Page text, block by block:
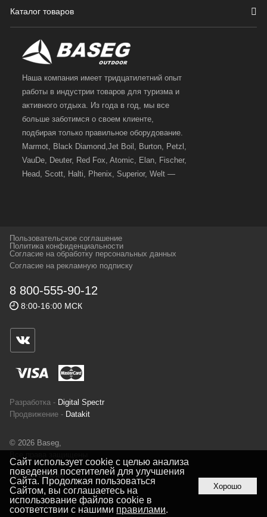
Каталог товаров
Наша компания имеет тридцатилетний опыт
работы в индустрии товаров для туризма и
активного отдыха. Из года в год, мы все
больше заботимся о своем клиенте,
подбирая только правильное оборудование.
Marmot, Black Diamond,Jet Boil, Burton, Petzl,
VauDe, Deuter, Red Fox, Atomic, Elan, Fischer,
Head, Scott, Halti, Phenix, Superior, Welt —
и взыскательных путешественников,
спортсменов и отдыхающих.
Геннадьевич
ИНН 590300057023 ОГРН 304590319000121
ул.Советская, 25, магазин Басег.
Тел./факс (342) 2101242
Пользовательское соглашение
Политика конфиденциальности
Согласие на обработку персональных данных
Согласие на рекламную подписку
8 800-555-90-12
8:00-16:00 МСК
Разработка - Digital Spectr
Продвижение - Datakit
© 2026 Baseg,
Полная версия
Сайт использует cookie с целью анализа
поведения посетителей для улучшения
Сайта. Продолжая пользоваться
Сайтом, вы соглашаетесь на
использование файлов cookie в
соответствии с нашими правилами.
Хорошо